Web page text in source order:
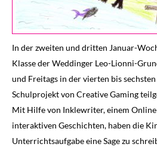
SPENDE
In der zweiten und dritten Januar-
Klasse der Weddinger Leo-Lionni-
und Freitags in der vierten bis
Schulprojekt von Creative Gaming
Mit Hilfe von Inklewriter, einem
interaktiven Geschichten, haben die
Unterrichtsaufgabe eine Sage zu